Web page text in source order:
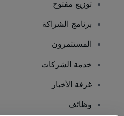
توزيع مفتوح
برنامج الشراكة
المستثمرون
خدمة الشركات
غرفة الأخبار
وظائف